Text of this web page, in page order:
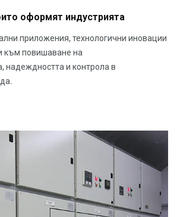
оформят индустрията
приложения, технологични иновации
към повишаване на
надеждността и контрола в